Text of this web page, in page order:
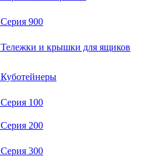
Серия 900
Тележки и крышки для ящиков
Куботейнеры
Серия 100
Серия 200
Серия 300